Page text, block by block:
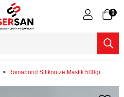
0
Romabond Silikonize Mastik 500gr